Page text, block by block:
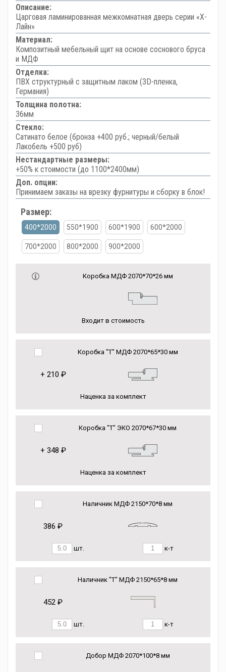
Описание:
Царговая ламинированная межкомнатная дверь серии «Х-
Лайн»
Материал:
Композитный мебельный щит на основе соснового бруса
и МДФ
Отделка:
ПВХ структурный с защитным лаком (3D-пленка,
Германия)
Толщина полотна:
36мм
Стекло:
Сатинато белое (бронза +400 руб.; черный/белый
Лакобель +500 руб)
Нестандартные размеры:
+50% к стоимости (до 1100*2400мм)
Доп. опции:
Принимаем заказы на врезку фурнитуры и сборку в блок!
Размер:
400*2000 550*1900 600*1900 600*2000
700*2000 800*2000 900*2000
Коробка МДФ 2070*70*26 мм
Входит в стоимость
Коробка "Т" МДФ 2070*65*30 мм
+ 210 ₽
Наценка за комплект
Коробка "Т" ЭКО 2070*67*30 мм
+ 348 ₽
Наценка за комплект
Наличник МДФ 2150*70*8 мм
386 ₽
шт. к-т
Наличник "Т" МДФ 2150*65*8 мм
452 ₽
шт. к-т
Добор МДФ 2070*100*8 мм